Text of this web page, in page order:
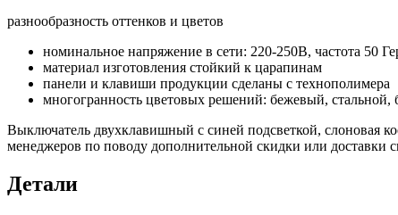
разнообразность оттенков и цветов
номинальное напряжение в сети: 220-250В, частота 50
материал изготовления стойкий к царапинам
панели и клавиши продукции сделаны с технополимера
многогранность цветовых решений: бежевый, стальной,
Выключатель двухклавишный с синей подсветкой, слоновая
менеджеров по поводу дополнительной скидки или доставки
Детали